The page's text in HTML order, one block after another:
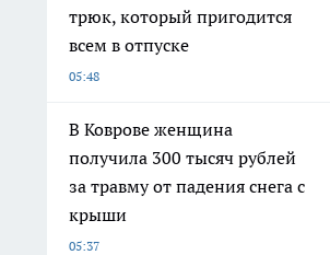
трюк, который пригодится
всем в отпуске
05:48
В Коврове женщина
получила 300 тысяч рублей
за травму от падения снега с
крыши
05:37